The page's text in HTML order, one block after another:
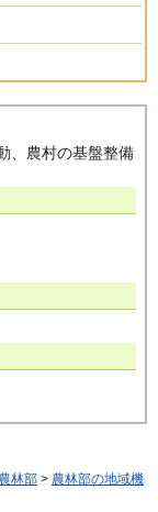
、農村の基盤整備
農林部 > 農林部の地域機